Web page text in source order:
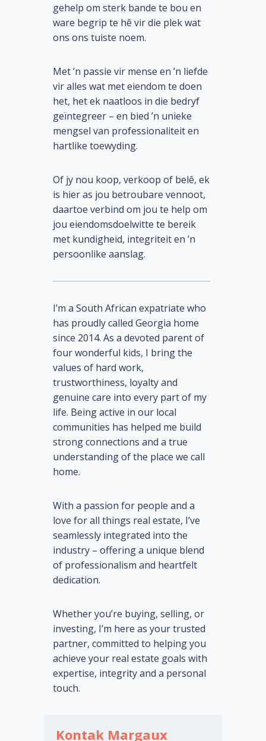
gehelp om sterk bande te bou en
ware begrip te hê vir die plek wat
ons ons tuiste noem.
Met ’n passie vir mense en ’n liefde
vir alles wat met eiendom te doen
het, het ek naatloos in die bedryf
geïntegreer – en bied ’n unieke
mengsel van professionaliteit en
hartlike toewyding.
Of jy nou koop, verkoop of belê, ek
is hier as jou betroubare vennoot,
daartoe verbind om jou te help om
jou eiendomsdoelwitte te bereik
met kundigheid, integriteit en ’n
persoonlike aanslag.
I’m a South African expatriate who
has proudly called Georgia home
since 2014. As a devoted parent of
four wonderful kids, I bring the
values of hard work,
trustworthiness, loyalty and
genuine care into every part of my
life. Being active in our local
communities has helped me build
strong connections and a true
understanding of the place we call
home.
With a passion for people and a
love for all things real estate, I’ve
seamlessly integrated into the
industry – offering a unique blend
of professionalism and heartfelt
dedication.
Whether you’re buying, selling, or
investing, I’m here as your trusted
partner, committed to helping you
achieve your real estate goals with
expertise, integrity and a personal
touch.
Kontak Margaux